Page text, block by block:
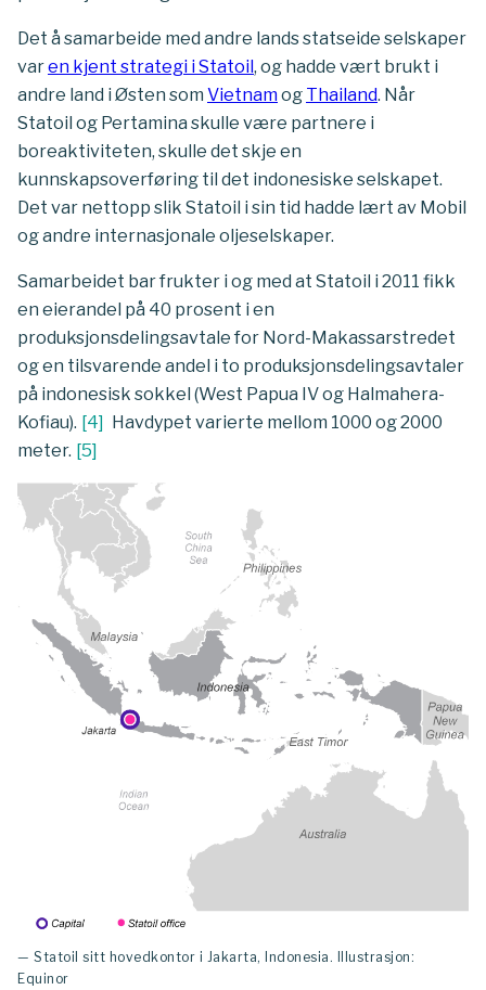
Det å samarbeide med andre lands statseide selskaper
varen kjent strategi i Statoil , og hadde vært brukt i
andre land i Østen som Vietnamog Thailand. Når
Statoil og Pertamina skulle være partnere i
boreaktiviteten, skulle det skje en
kunnskapsoverføring til det indonesiske selskapet.
Det var nettopp slik Statoil i sin tid hadde lært av Mobil
og andre internasjonale oljeselskaper.
Samarbeidet bar frukter i og med at Statoil i 2011 fikk
en eierandel på 40 prosent i en
produksjonsdelingsavtale for Nord-Makassarstredet
og en tilsvarende andel i to produksjonsdelingsavtaler
på indonesisk sokkel (West Papua IV og Halmahera-
Kofiau). [4]
Havdypet varierte mellom 1000 og 2000
meter. [5]
— Statoil sitt hovedkontor i Jakarta, Indonesia. Illustrasjon:
Equinor